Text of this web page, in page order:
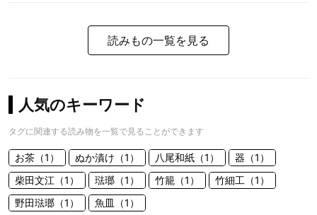
読みもの一覧を見る
人気のキーワード
タグに関連する読み物を一覧で見ることができます
お茶（1） ぬか漬け（1） 八尾和紙（1）
器（1）
柴田文江（1）
琺瑯（1） 竹籠（1）
竹細工（1）
野田琺瑯（1）
魚皿（1）